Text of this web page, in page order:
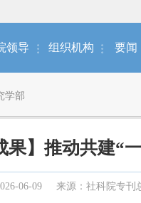
领导 组织机构 要闻
学部
果】推动共建“
06-09 来源：社科院专刊